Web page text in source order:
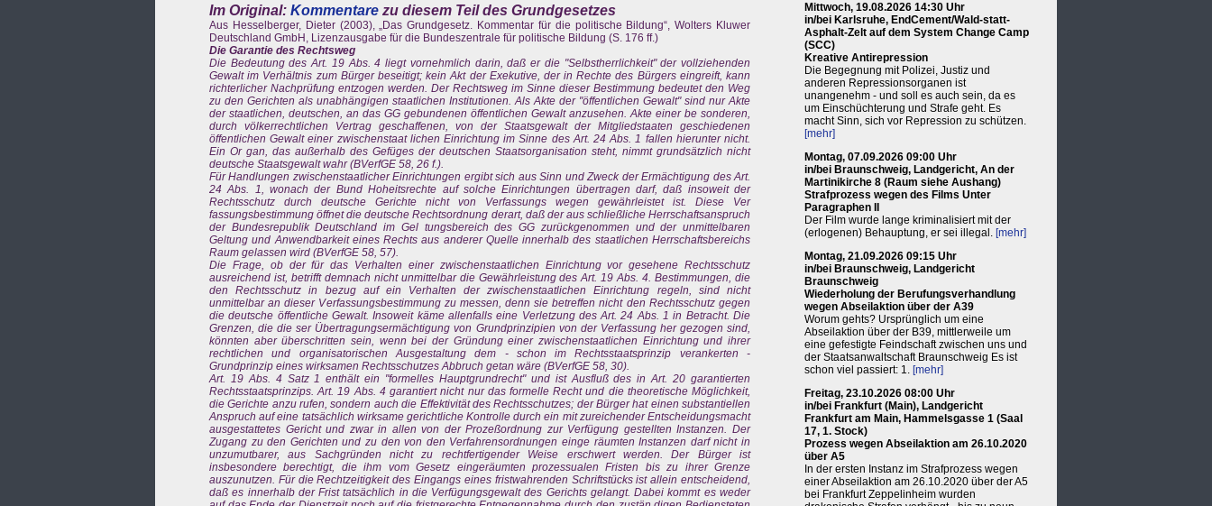
Im Original: Kommentare zu diesem Teil des Grundgesetzes
Aus Hesselberger, Dieter (2003), „Das Grundgesetz. Kommentar für die politische Bildung“, Wolters Kluwer
Deutschland GmbH, Lizenzausgabe für die Bundeszentrale für politische Bildung (S. 176 ff.)
Die Garantie des Rechtsweg
Die Bedeutung des Art. 19 Abs. 4 liegt vornehmlich darin, daß er die "Selbstherrlichkeit" der vollziehenden
Gewalt im Verhältnis zum Bürger beseitigt; kein Akt der Exekutive, der in Rechte des Bürgers eingreift, kann
richterlicher Nachprüfung entzogen werden. Der Rechtsweg im Sinne dieser Bestimmung bedeutet den Weg
zu den Gerichten als unabhängigen staatlichen Institutionen. Als Akte der "öffentlichen Gewalt" sind nur Akte
der staatlichen, deutschen, an das GG gebundenen öffentlichen Gewalt anzusehen. Akte einer be sonderen,
durch völkerrechtlichen Vertrag geschaffenen, von der Staatsgewalt der Mitgliedstaaten geschiedenen
öffentlichen Gewalt einer zwischenstaat lichen Einrichtung im Sinne des Art. 24 Abs. 1 fallen hierunter nicht.
Ein Or gan, das außerhalb des Gefüges der deutschen Staatsorganisation steht, nimmt grundsätzlich nicht
deutsche Staatsgewalt wahr (BVerfGE 58, 26 f.).
Für Handlungen zwischenstaatlicher Einrichtungen ergibt sich aus Sinn und Zweck der Ermächtigung des Art.
24 Abs. 1, wonach der Bund Hoheitsrechte auf solche Einrichtungen übertragen darf, daß insoweit der
Rechtsschutz durch deutsche Gerichte nicht von Verfassungs wegen gewährleistet ist. Diese Ver
fassungsbestimmung öffnet die deutsche Rechtsordnung derart, daß der aus schließliche Herrschaftsanspruch
der Bundesrepublik Deutschland im Gel tungsbereich des GG zurückgenommen und der unmittelbaren
Geltung und Anwendbarkeit eines Rechts aus anderer Quelle innerhalb des staatlichen Herrschaftsbereichs
Raum gelassen wird (BVerfGE 58, 57).
Die Frage, ob der für das Verhalten einer zwischenstaatlichen Einrichtung vor gesehene Rechtsschutz
ausreichend ist, betrifft demnach nicht unmittelbar die Gewährleistung des Art. 19 Abs. 4. Bestimmungen, die
den Rechtsschutz in bezug auf ein Verhalten der zwischenstaatlichen Einrichtung regeln, sind nicht
unmittelbar an dieser Verfassungsbestimmung zu messen, denn sie betreffen nicht den Rechtsschutz gegen
die deutsche öffentliche Gewalt. Insoweit käme allenfalls eine Verletzung des Art. 24 Abs. 1 in Betracht. Die
Grenzen, die die ser Übertragungsermächtigung von Grundprinzipien von der Verfassung her gezogen sind,
könnten aber überschritten sein, wenn bei der Gründung einer zwischenstaatlichen Einrichtung und ihrer
rechtlichen und organisatorischen Ausgestaltung dem - schon im Rechtsstaatsprinzip verankerten -
Grundprinzip eines wirksamen Rechtsschutzes Abbruch getan wäre (BVerfGE 58, 30).
Art. 19 Abs. 4 Satz 1 enthält ein "formelles Hauptgrundrecht" und ist Ausfluß des in Art. 20 garantierten
Rechtsstaatsprinzips. Art. 19 Abs. 4 garantiert nicht nur das formelle Recht und die theoretische Möglichkeit,
die Gerichte anzu rufen, sondern auch die Effektivität des Rechtsschutzes; der Bürger hat einen substantiellen
Anspruch auf eine tatsächlich wirksame gerichtliche Kontrolle durch ein mit zureichender Entscheidungsmacht
ausgestattetes Gericht und zwar in allen von der Prozeßordnung zur Verfügung gestellten Instanzen. Der
Zugang zu den Gerichten und zu den von den Verfahrensordnungen einge räumten Instanzen darf nicht in
unzumutbarer, aus Sachgründen nicht zu rechtfertigender Weise erschwert werden. Der Bürger ist
insbesondere berechtigt, die ihm vom Gesetz eingeräumten prozessualen Fristen bis zu ihrer Grenze
auszunutzen. Für die Rechtzeitigkeit des Eingangs eines fristwahrenden Schriftstücks ist allein entscheidend,
daß es innerhalb der Frist tatsächlich in die Verfügungsgewalt des Gerichts gelangt. Dabei kommt es weder
Mittwoch, 19.08.2026 14:30 Uhr
in/bei Karlsruhe, EndCement/Wald-statt-
Asphalt-Zelt auf dem System Change Camp
(SCC)
Kreative Antirepression
Die Begegnung mit Polizei, Justiz und
anderen Repressionsorganen ist
unangenehm - und soll es auch sein, da es
um Einschüchterung und Strafe geht. Es
macht Sinn, sich vor Repression zu schützen.
[mehr]
Montag, 07.09.2026 09:00 Uhr
in/bei Braunschweig, Landgericht, An der
Martinikirche 8 (Raum siehe Aushang)
Strafprozess wegen des Films Unter
Paragraphen II
Der Film wurde lange kriminalisiert mit der
(erlogenen) Behauptung, er sei illegal. [mehr]
Montag, 21.09.2026 09:15 Uhr
in/bei Braunschweig, Landgericht
Braunschweig
Wiederholung der Berufungsverhandlung
wegen Abseilaktion über der A39
Worum gehts? Ursprünglich um eine
Abseilaktion über der B39, mittlerweile um
eine gefestigte Feindschaft zwischen uns und
der Staatsanwaltschaft Braunschweig Es ist
schon viel passiert: 1. [mehr]
Freitag, 23.10.2026 08:00 Uhr
in/bei Frankfurt (Main), Landgericht
Frankfurt am Main, Hammelsgasse 1 (Saal
17, 1. Stock)
Prozess wegen Abseilaktion am 26.10.2020
über A5
In der ersten Instanz im Strafprozess wegen
einer Abseilaktion am 26.10.2020 über der A5
bei Frankfurt Zeppelinheim wurden